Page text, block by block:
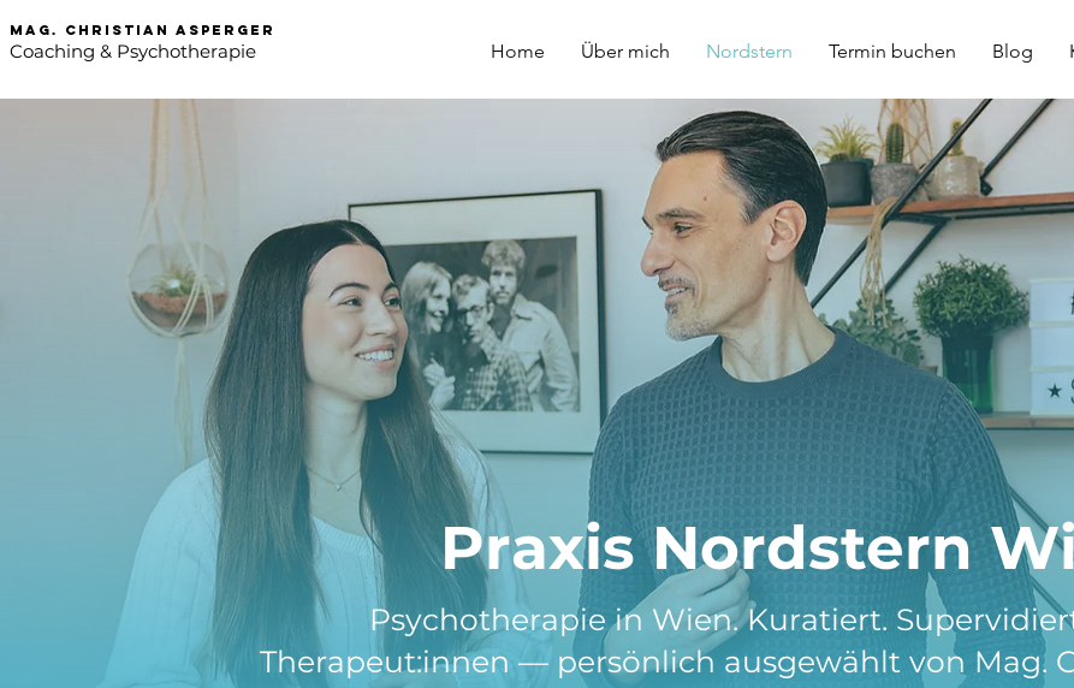
mag. Christian asperger
Coaching & Psychotherapie Home Über mich Nordstern Termin buchen Blog
Praxis Nordstern
Psychotherapie in Wien. Kuratiert.
Therapeut:innen — persönlich ausgewählt von Mag.